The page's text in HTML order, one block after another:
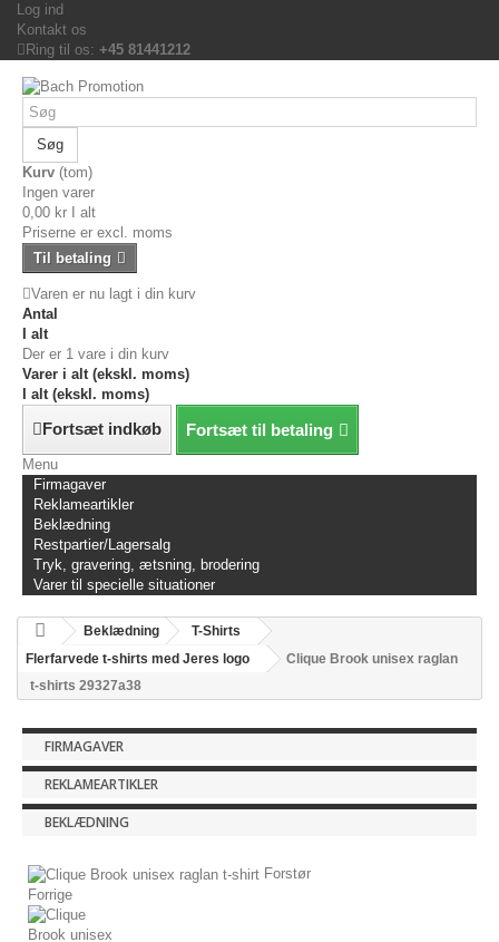
Log ind
Kontakt os
Ring til os: +45 81441212
Søg
Kurv (tom)
Ingen varer
0,00 kr
I alt
Priserne er excl. moms
Til betaling
Varen er nu lagt i din kurv
Antal
I alt
Der er 1 vare i din kurv
Varer i alt (ekskl. moms)
I alt (ekskl. moms)
Fortsæt indkøb Fortsæt til betaling
Menu
Firmagaver
Reklameartikler
Beklædning
Restpartier/Lagersalg
Tryk, gravering, ætsning, brodering
Varer til specielle situationer
Beklædning
T-Shirts
Flerfarvede t-shirts med Jeres logo
Clique Brook unisex raglan
t-shirts 29327a38
FIRMAGAVER
REKLAMEARTIKLER
BEKLÆDNING
Forstør
Forrige